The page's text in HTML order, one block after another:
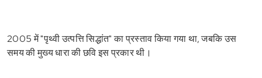
2005 में "पृथ्वी उत्पत्ति सिद्धांत" का प्रस्ताव किया गया था, जबकि उस
समय की मुख्य धारा की छवि इस प्रकार थी।